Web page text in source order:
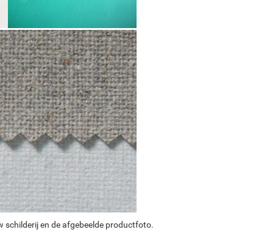
schilderij en de afgebeelde productfoto.